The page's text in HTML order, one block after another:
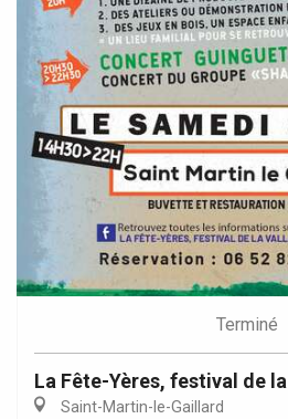
Terminé
La Fête-Yères, festival de
Saint-Martin-le-Gaillard